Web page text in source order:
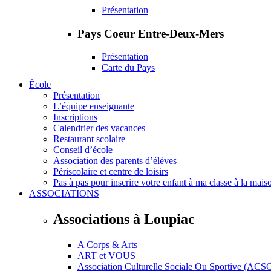
Présentation
Pays Coeur Entre-Deux-Mers
Présentation
Carte du Pays
École
Présentation
L’équipe enseignante
Inscriptions
Calendrier des vacances
Restaurant scolaire
Conseil d’école
Association des parents d’élèves
Périscolaire et centre de loisirs
Pas à pas pour inscrire votre enfant à ma classe à la
ASSOCIATIONS
Associations à Loupiac
A Corps & Arts
ART et VOUS
Association Culturelle Sociale Ou Sportive